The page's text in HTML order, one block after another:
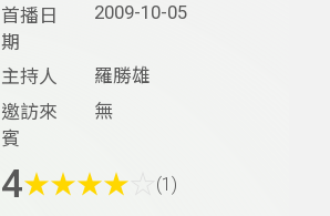
首播日
期
2009-10-05
主持人
羅勝雄
邀訪來
賓
無
4★★★★ (1)